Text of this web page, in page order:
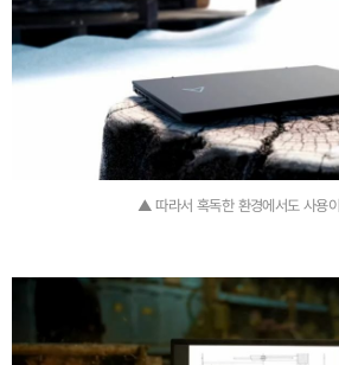
▲ 따라서 혹독한 환경에서도 사용